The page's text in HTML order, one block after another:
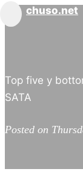
Toggle
navigation
chuso.net
Top five y
SATA
Posted on